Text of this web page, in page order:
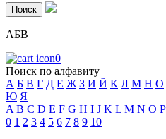
АБВ
0
Поиск по алфавиту
А Б В Г Д Е Ж З И Й К Л М Н О
Ю Я
A B C D E F G H I J K L M N O P
0 1 2 3 4 5 6 7 8 9 10